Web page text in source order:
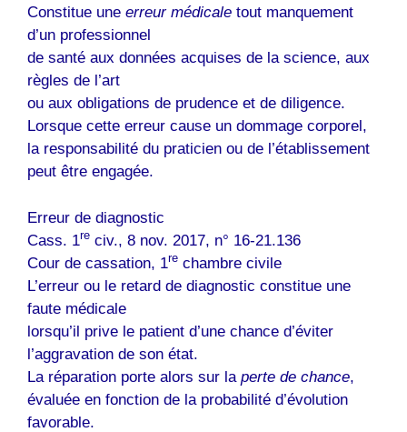
Constitue une erreur médicale tout manquement
d’un professionnel
de santé aux données acquises de la science, aux
règles de l’art
ou aux obligations de prudence et de diligence.
Lorsque cette erreur cause un dommage corporel,
la responsabilité du praticien ou de l’établissement
peut être engagée.
Erreur de diagnostic
Cass. 1re civ., 8 nov. 2017, n° 16-21.136
Cour de cassation, 1re chambre civile
L’erreur ou le retard de diagnostic constitue une
faute médicale
lorsqu’il prive le patient d’une chance d’éviter
l’aggravation de son état.
La réparation porte alors sur la perte de chance,
évaluée en fonction de la probabilité d’évolution
favorable.